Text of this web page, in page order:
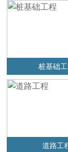
桩基础
道路工